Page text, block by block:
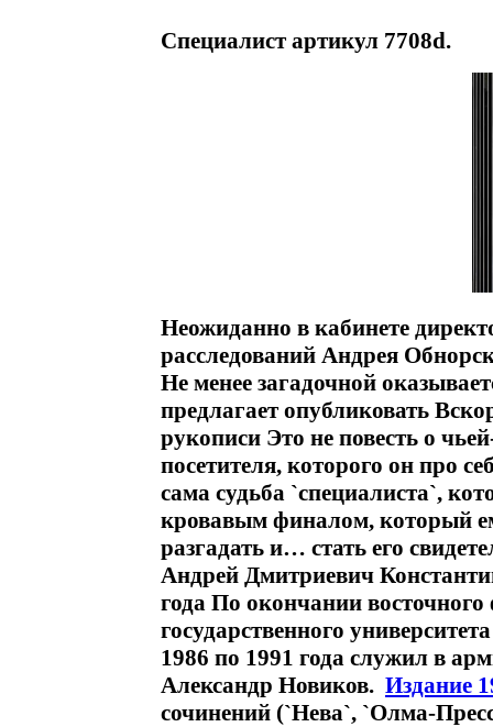
Специалист артикул 7708d.
Неожиданно в кабинете
расследований Андрея
Не менее загадочной
предлагает опубликовать
рукописи Это не повесть о
посетителя, которого он про
сама судьба `специалиста`,
кровавым финалом, который
разгадать и… стать его
Андрей Дмитриевич
года По окончании
государственного
1986 по 1991 года служил в
Александр Новиков. Издание
сочинений (`Нева`, `Олма-